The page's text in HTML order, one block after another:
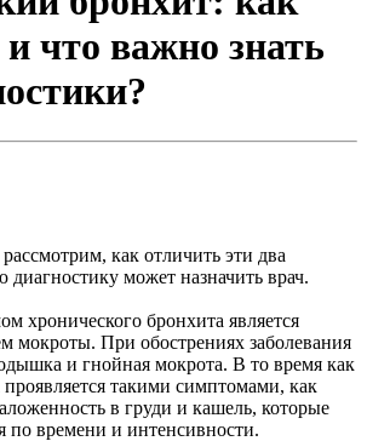
что важно знать
как отличить эти два
диагностику может назначить врач.
хронического бронхита является
мокроты. При обострениях заболевания
и гнойная мокрота. В то время как
проявляется такими симптомами, как
в груди и кашель, которые
по времени и интенсивности.